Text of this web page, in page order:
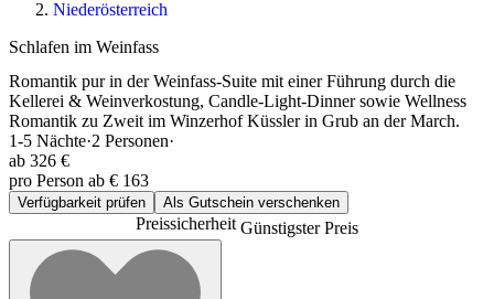
Niederösterreich
Schlafen im Weinfass
Romantik pur in der Weinfass-Suite mit einer Führung durch die
Kellerei & Weinverkostung, Candle-Light-Dinner sowie Wellness
Romantik zu Zweit im Winzerhof Küssler in Grub an der March.
1-5 Nächte·2 Personen·
ab 326 €
pro Person ab € 163
Verfügbarkeit prüfen Als Gutschein verschenken
PreissicherheitGünstigster Preis